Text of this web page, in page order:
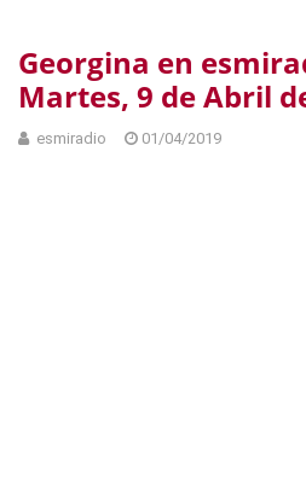
Georgina en
Martes, 9 de Abril
esmiradio 01/04/2019